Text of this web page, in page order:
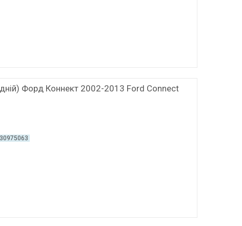
Форд Коннект 2002-2013 Ford Connect